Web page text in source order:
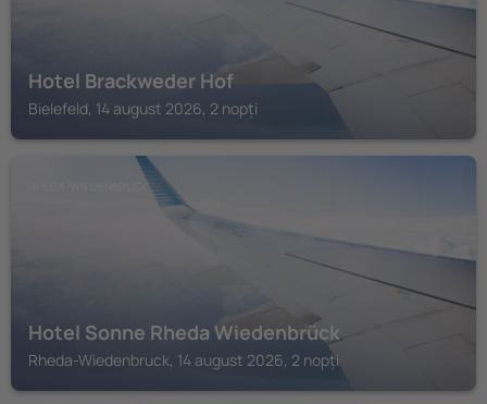
Hotel Brackweder Hof
Bielefeld, 14 august 2026, 2 nopți
RHEDA-WIEDENBRUCK
Hotel Sonne Rheda Wiedenbrück
Rheda-Wiedenbruck, 14 august 2026, 2 nopți